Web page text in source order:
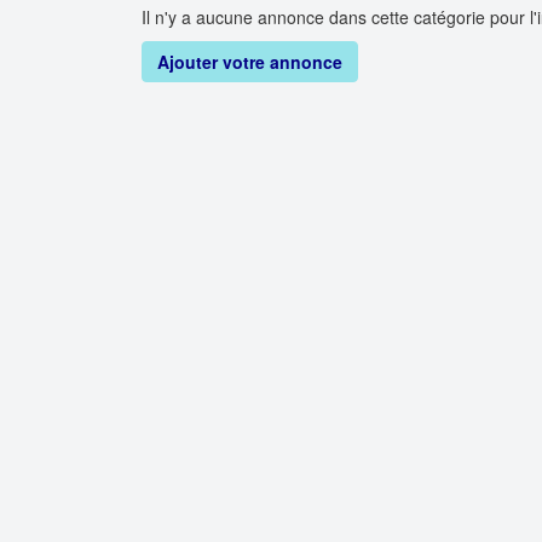
Il n'y a aucune annonce dans cette catégorie pour
Ajouter votre annonce